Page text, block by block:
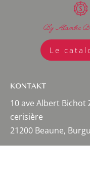
By Alambic
Le
KONTAKT
10 ave Albert Bichot
cerisière
21200 Beaune,